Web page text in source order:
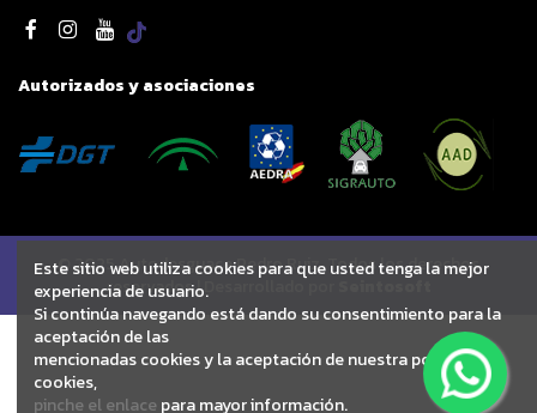
Autorizados y asociaciones
© 2025 Autodesguace Pedro Ruiz. Todos los derechos
reservados | Desarrollado por
Este sitio web utiliza cookies para que usted tenga la mejor
experiencia de usuario.
Si continúa navegando está dando su consentimiento para la
aceptación de las
mencionadas cookies y la aceptación de nuestra política de
cookies,
pinche el enlace para mayor información.